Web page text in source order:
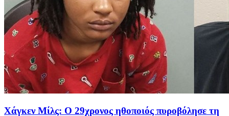
Χάγκεν Μίλς: Ο 29χρονος ηθοποιός πυροβόλησε τη